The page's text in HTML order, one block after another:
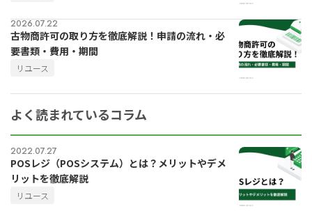
2026.07.22
古物商許可の取り方を徹底解説！申請の流れ・必
要書類・費用・期間
リユース
よく読まれているコラム
2022.07.27
POSレジ（POSシステム）とは？メリットやデメ
リットを徹底解説
リユース